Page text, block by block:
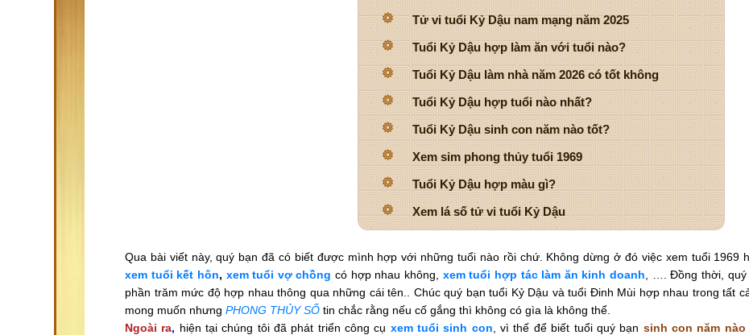
Tử vi tuổi Kỷ Dậu nam mạng năm 2025
Tuổi Kỷ Dậu hợp làm ăn với tuổi nào?
Tuổi Kỷ Dậu làm nhà năm 2026 có tốt không
Tuổi Kỷ Dậu hợp tuổi nào nhất?
Tuổi Kỷ Dậu sinh con năm nào tốt?
Xem sim phong thủy tuổi 1969
Tuổi Kỷ Dậu hợp màu gì?
Xem lá số tử vi tuổi Kỷ Dậu
Qua bài viết này, quý bạn đã có biết được mình hợp với những tuổi nào rồi chứ. Không dừng ở đó việc xem tuổi 1969
xem tuổi kết hôn, xem tuổi vợ chồng có hợp nhau không, xem tuổi hợp tác làm ăn kinh doanh , …. Đồng thời,
phần trăm mức độ hợp nhau thông qua những cái tên.
. Chúc quý bạn tuổi Kỷ Dậu và tuổi Đinh Mùi hợp nhau trong tất
mong muốn nhưng PHONG THỦY SỐ tin chắc rằng nếu cố gắng thì không có gìa là không thể.
Ngoài ra, hiện tại chúng tôi đã phát triển công cụ xem tuổi sinh con , vì thế để biết tuổi quý bạn sinh con năm